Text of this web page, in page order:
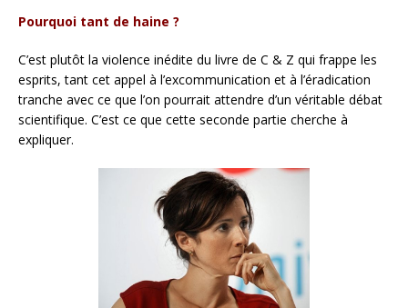
Pourquoi tant de haine ?
C’est plutôt la violence inédite du livre de C & Z qui frappe les
esprits, tant cet appel à l’excommunication et à l’éradication
tranche avec ce que l’on pourrait attendre d’un véritable débat
scientifique. C’est ce que cette seconde partie cherche à
expliquer.